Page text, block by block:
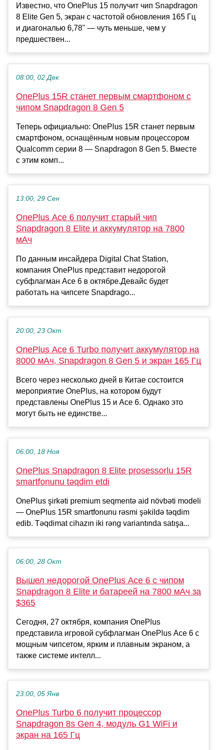
Известно, что OnePlus 15 получит чип Snapdragon
8 Elite Gen 5, экран с частотой обновления 165 Гц
и диагональю 6,78" — чуть меньше, чем у
предшествен...
08:00, 02 Дек
OnePlus 15R станет первым смартфоном с
чипом Snapdragon 8 Gen 5
Теперь официально: OnePlus 15R станет первым
смартфоном, оснащённым новым процессором
Qualcomm серии 8 — Snapdragon 8 Gen 5. Вместе
с этим комп...
13:00, 29 Сен
OnePlus Ace 6 получит старый чип
Snapdragon 8 Elite и аккумулятор на 7800
мАч
По данным инсайдера Digital Chat Station,
компания OnePlus представит недорогой
субфлагман Ace 6 в октябре.Девайс будет
работать на чипсете Snapdrago...
20:00, 23 Окт
OnePlus Ace 6 Turbo получит аккумулятор на
8000 мАч, Snapdragon 8 Gen 5 и экран 165 Гц
Всего через несколько дней в Китае состоится
мероприятие OnePlus, на котором будут
представлены OnePlus 15 и Ace 6. Однако это
могут быть не единстве...
06:00, 18 Ноя
OnePlus Snapdragon 8 Elite prosessorlu 15R
smartfonunu təqdim etdi
OnePlus şirkəti premium seqmentə aid növbəti modeli
— OnePlus 15R smartfonunu rəsmi şəkildə təqdim
edib. Təqdimat cihazın iki rəng variantında satışa...
06:00, 28 Окт
Вышел недорогой OnePlus Ace 6 с чипом
Snapdragon 8 Elite и батареей на 7800 мАч за
$365
Сегодня, 27 октября, компания OnePlus
представила игровой субфлагман OnePlus Ace 6 с
мощным чипсетом, ярким и плавным экраном, а
также системе интелл...
23:00, 05 Янв
OnePlus Turbo 6 получит процессор
Snapdragon 8s Gen 4, модуль G1 WiFi и
экран на 165 Гц